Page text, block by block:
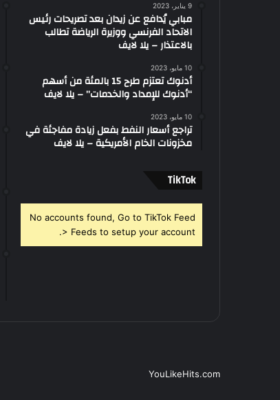
9 يناير، 2023
مبابي يُدافع عن زيدان بعد تصريحات رئيس
الاتحاد الفرنسي ووزيرة الرياضة تطالب
بالاعتذار – يلا لايف
10 مايو، 2023
أدنوك تعتزم طرح 15 بالمئة من أسهم
“أدنوك للإمداد والخدمات” – يلا لايف
10 مايو، 2023
تراجع أسعار النفط بفعل زيادة مفاجئة في
مخزونات الخام الأمريكية – يلا لايف
‫TikTok
No accounts found, Go to TikTok Feed
> Feeds to setup your account.
YouLikeHits.com